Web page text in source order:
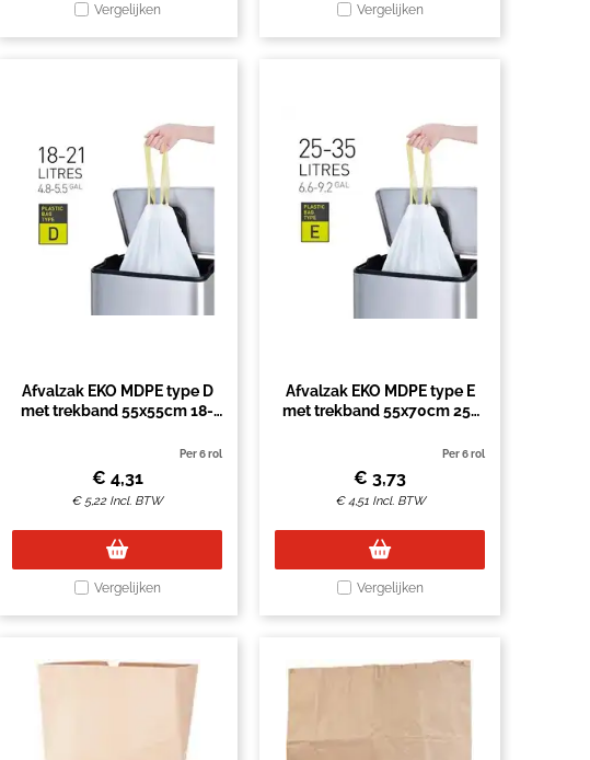
Vergelijken Vergelijken
Afvalzak EKO MDPE type D
met trekband 55x55cm 18-
Per 6 rol
€ 4,31
€ 5,22 Incl. BTW
Vergelijken
Afvalzak EKO MDPE type E
met trekband 55x70cm 25-
Per 6 rol
€ 3,73
€4,51 Incl. BTW
Vergelijken